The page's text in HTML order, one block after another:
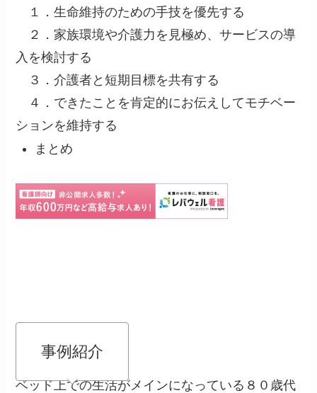
１．生命維持のための手技を優先する
２．家族環境や介護力を見極め、サービスの導
入を検討する
３．介護者と短期目標を共有する
４．できたことを肯定的にお伝えしてモチベー
ションを維持する
まとめ
事例紹介
ベッド上での生活がメインになっている８０歳代